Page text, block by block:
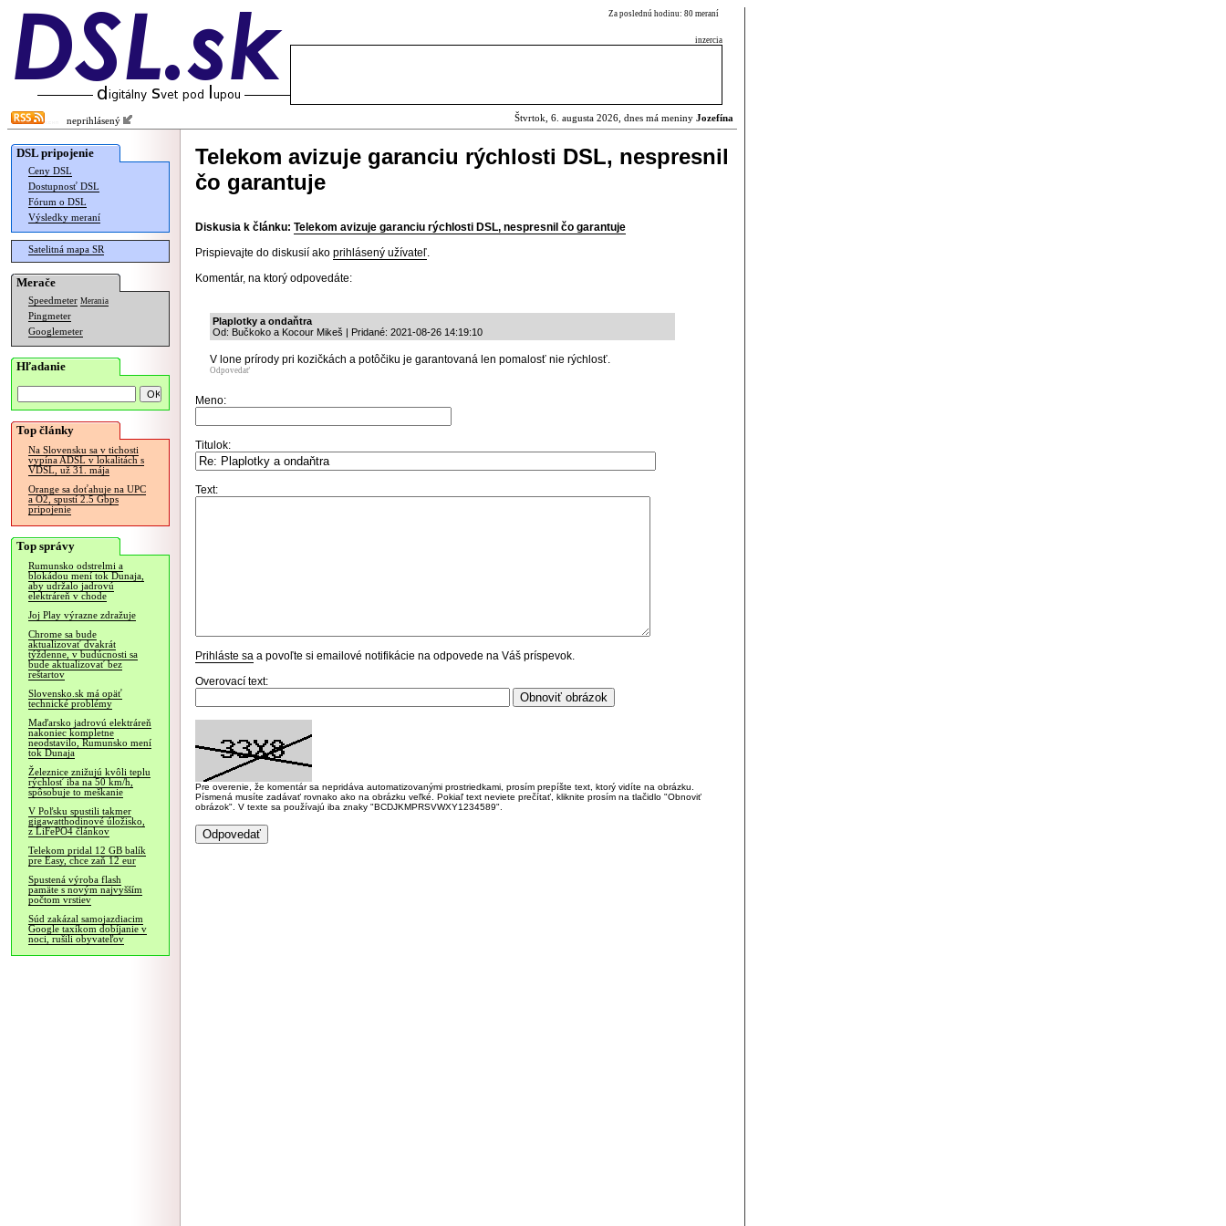
Za poslednú hodinu: 80 meraní
inzercia
neprihlásený Štvrtok, 6. augusta 2026, dnes má meniny Jozefína
DSL pripojenie
Ceny DSL
Dostupnosť DSL
Fórum o DSL
Výsledky meraní
Satelitná mapa SR
Merače
Speedmeter Merania
Pingmeter
Googlemeter
Hľadanie
Top články
Na Slovensku sa v tichosti
vypína ADSL v lokalitách s
VDSL, už 31. mája
Orange sa doťahuje na UPC
a O2, spustí 2.5 Gbps
pripojenie
Top správy
Rumunsko odstrelmi a
blokádou mení tok Dunaja,
aby udržalo jadrovú
elektráreň v chode
Joj Play výrazne zdražuje
Chrome sa bude
aktualizovať dvakrát
týždenne, v budúcnosti sa
bude aktualizovať bez
reštartov
Slovensko.sk má opäť
technické problémy
Maďarsko jadrovú elektráreň
nakoniec kompletne
neodstavilo, Rumunsko mení
tok Dunaja
Železnice znižujú kvôli teplu
rýchlosť iba na 50 km/h,
spôsobuje to meškanie
V Poľsku spustili takmer
gigawatthodinové úložisko,
z LiFePO4 článkov
Telekom pridal 12 GB balík
pre Easy, chce zaň 12 eur
Spustená výroba flash
pamäte s novým najvyšším
počtom vrstiev
Súd zakázal samojazdiacim
Google taxíkom dobíjanie v
noci, rušili obyvateľov
Telekom avizuje garanciu rýchlosti DSL, nespresnil
čo garantuje
Diskusia k článku: Telekom avizuje garanciu rýchlosti DSL, nespresnil čo garantuje
Prispievajte do diskusií ako prihlásený užívateľ.
Komentár, na ktorý odpovedáte:
Plaplotky a ondaňtra
Od: Bučkoko a Kocour Mikeš | Pridané: 2021-08-26 14:19:10
V lone prírody pri kozičkách a potôčiku je garantovaná len pomalosť nie rýchlosť.
Odpovedať
Meno:
Titulok:
Text:
Prihláste sa a povoľte si emailové notifikácie na odpovede na Váš príspevok.
Overovací text:
Pre overenie, že komentár sa nepridáva automatizovanými prostriedkami, prosím prepíšte text, ktorý vidíte na obrázku.
Písmená musíte zadávať rovnako ako na obrázku veľké. Pokiaľ text neviete prečítať, kliknite prosím na tlačidlo "Obnoviť
obrázok". V texte sa používajú iba znaky "BCDJKMPRSVWXY1234589".